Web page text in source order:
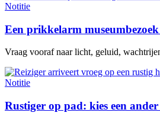
Notitie
Een prikkelarm
Vraag vooraf naar licht, geluid,
Notitie
Rustiger op pad: kies een